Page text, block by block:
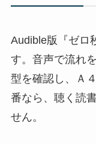
Audible版『ゼロ
す。音声で流れ
型を確認し、Ａ
番なら、聴く読
せん。